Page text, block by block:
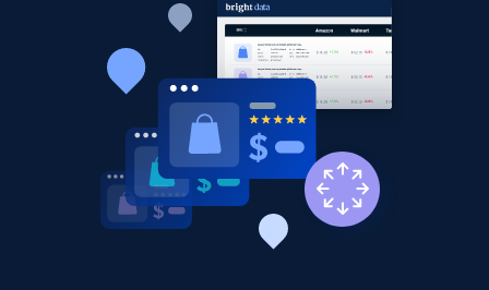
323+ Comece agora
Etsy - Collects data from shop's URL
URL, Product id, Listing inventory id, Title, Rating,
Reviews count shop, Reviews count item, Initial
price, and more.